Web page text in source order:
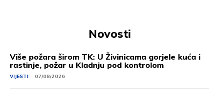
Novosti
Više požara širom TK: U Živinicama gorjele kuća i
rastinje, požar u Kladnju pod kontrolom
VIJESTI 07/08/2026